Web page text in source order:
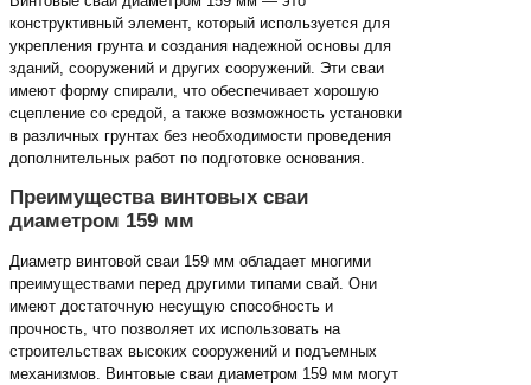
конструктивный элемент, который используется для
укрепления грунта и создания надежной основы для
зданий, сооружений и других сооружений. Эти сваи
имеют форму спирали, что обеспечивает хорошую
сцепление со средой, а также возможность установки
в различных грунтах без необходимости проведения
дополнительных работ по подготовке основания.
Преимущества винтовых сваи
диаметром 159 мм
Диаметр винтовой сваи 159 мм обладает многими
преимуществами перед другими типами свай. Они
имеют достаточную несущую способность и
прочность, что позволяет их использовать на
строительствах высоких сооружений и подъемных
механизмов. Винтовые сваи диаметром 159 мм могут